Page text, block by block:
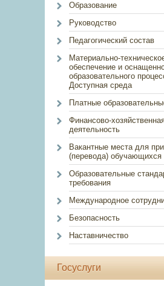
Образование
Руководство
Педагогический состав
Материально-
обеспечение и
образовательного
Доступная среда
Платные
Финансово-
деятельность
Вакантные места для
(перевода) обучающихся
Образовательные
требования
Международное
Безопасность
Наставничество
Госуслуги